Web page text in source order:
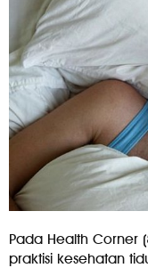
Pada Health Corner
praktisi kesehatan